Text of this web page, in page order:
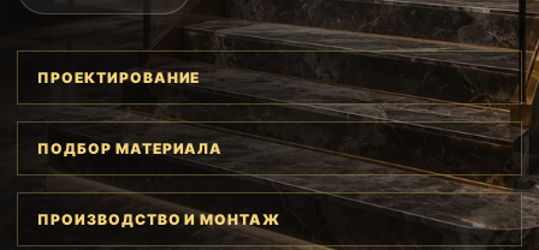
ПРОЕКТИРОВАНИЕ
ПОДБОР МАТЕРИАЛА
ПРОИЗВОДСТВО И МОНТАЖ